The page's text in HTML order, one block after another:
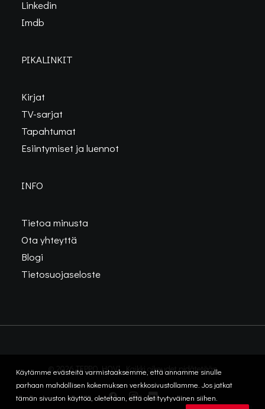
Linkedin
Imdb
PIKALINKIT
Kirjat
TV-sarjat
Tapahtumat
Esiintymiset ja luennot
INFO
Tietoa minusta
Ota yhteyttä
Blogi
Tietosuojaseloste
© 2026 TEPPO HOVI. Kaikki oikeudet pidätetään
Käytämme evästeitä varmistaaksemme, että annamme sinulle
parhaan mahdollisen kokemuksen verkkosivustollamme. Jos jatkat
tämän sivuston käyttöä, oletetaan, että olet tyytyväinen siihen.